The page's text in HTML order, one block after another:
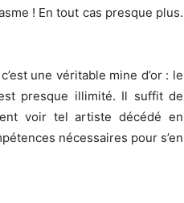
! En tout cas presque plus.
une véritable mine d’or : le
presque illimité. Il suffit de
voir tel artiste décédé en
nécessaires pour s’en